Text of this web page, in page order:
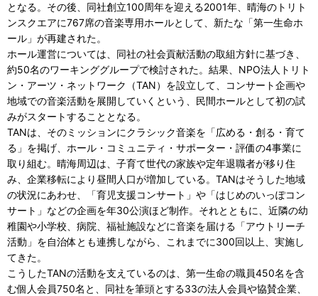
となる。その後、同社創立100周年を迎える2001年、晴海のトリト
ンスクエアに767席の音楽専用ホールとして、新たな「第一生命ホ
ール」が再建された。
ホール運営については、同社の社会貢献活動の取組方針に基づき、
約50名のワーキンググループで検討された。結果、NPO法人トリト
ン・アーツ・ネットワーク（TAN）を設立して、コンサート企画や
地域での音楽活動を展開していくという、民間ホールとして初の試
みがスタートすることとなる。
TANは、そのミッションにクラシック音楽を「広める・創る・育て
る」を掲げ、ホール・コミュニティ・サポーター・評価の4事業に
取り組む。晴海周辺は、子育て世代の家族や定年退職者が移り住
み、企業移転により昼間人口が増加している。TANはそうした地域
の状況にあわせ、「育児支援コンサート」や「はじめのいっぽコン
サート」などの企画を年30公演ほど制作。それとともに、近隣の幼
稚園や小学校、病院、福祉施設などに音楽を届ける「アウトリーチ
活動」を自治体とも連携しながら、これまでに300回以上、実施し
てきた。
こうしたTANの活動を支えているのは、第一生命の職員450名を含
む個人会員750名と、同社を筆頭とする33の法人会員や協賛企業、